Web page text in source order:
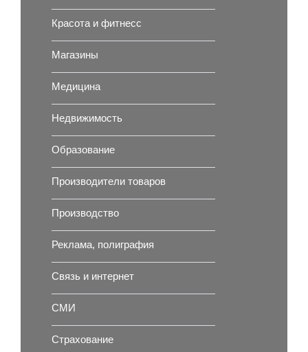
Красота и фитнесс
Магазины
Медицина
Недвижимость
Образование
Производители товаров
Производство
Реклама, полиграфия
Связь и интернет
СМИ
Страхование